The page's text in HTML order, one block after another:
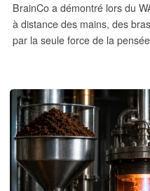
BrainCo a démontré lors du
à distance des mains, des
par la seule force de la
ordinateur (BCI) et à sa